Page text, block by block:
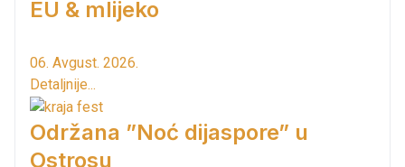
EU & mlijeko
06. Avgust. 2026.
Detaljnije...
Održana ”Noć dijaspore” u
Ostrosu